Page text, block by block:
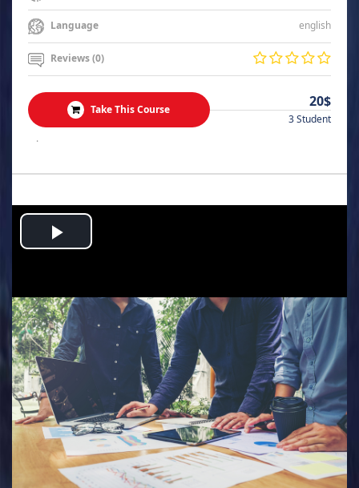
Language english
Reviews (0)
Take This Course 20$
3 Student
.
Play